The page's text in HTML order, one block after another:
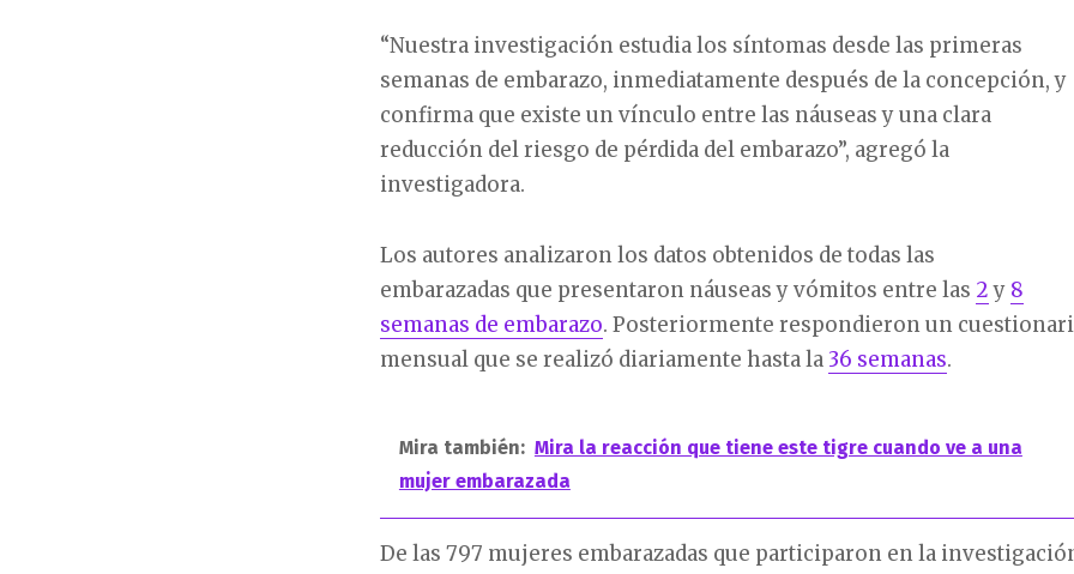
“Nuestra investigación estudia los síntomas desde las primeras
semanas de embarazo, inmediatamente después de la concepción, y
confirma que existe un vínculo entre las náuseas y una clara
reducción del riesgo de pérdida del embarazo”, agregó la
investigadora.
Los autores analizaron los datos obtenidos de todas las
embarazadas que presentaron náuseas y vómitos entre las 2y 8
semanas de embarazo. Posteriormente respondieron un
mensual que se realizó diariamente hasta la 36 semanas.
Mira también: Mira la reacción que tiene este tigre cuando ve a una
mujer embarazada
De las 797 mujeres embarazadas que participaron en la